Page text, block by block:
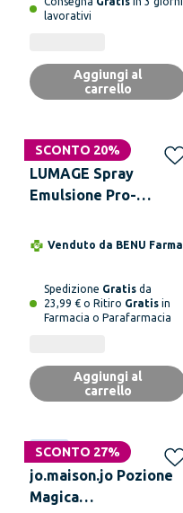
lavorativi
Aggiungi al
carrello
SCONTO 20%
LUMAGE Spray
Emulsione Pro-
Venduto da BENU Farma
Spedizione Gratis da
23,99 € o Ritiro Gratis in
Farmacia o Parafarmacia
Aggiungi al
carrello
SCONTO 27%
Novità
jo.maison.jo Pozione
Magica